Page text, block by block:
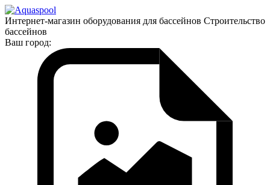
Интернет-магазин оборудования для бассейнов Строительство
бассейнов
Ваш город: